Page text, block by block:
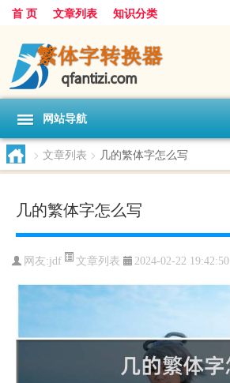
首 页 文章列表 知识分类
网站导航
> 文章列表 > 几的繁体字怎么写
几的繁体字怎么写
网友:jdf 文章列表 2024-02-22 19:42:50